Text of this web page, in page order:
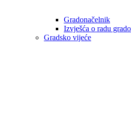
Gradonačelnik
Izvješća o radu
Gradsko vijeće